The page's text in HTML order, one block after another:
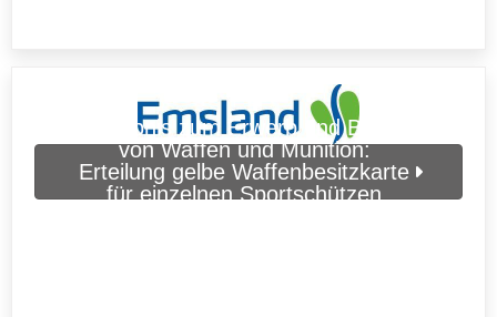
Erlaubnis zum Erwerb und Besitz
von Waffen und Munition:
Erteilung gelbe Waffenbesitzkarte
für einzelnen Sportschützen